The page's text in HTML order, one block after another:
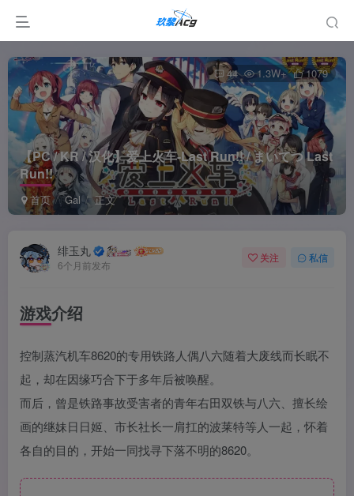
【PC / KR / 汉化】爱上火车-Last Run!! / まいてつ Last
Run!!
首页 Gal 正文
44 1.3W+ 1079
绯玉丸
6个月前发布
关注 私信
游戏介绍
控制蒸汽机车8620的专用铁路人偶八六随着大废线而长眠不
起，却在因缘巧合下于多年后被唤醒。
而后，曾是铁路事故受害者的青年右田双铁与八六、擅长绘
画的继妹日日姬、市长社长一肩扛的波莱特等人一起，怀着
各自的目的，开始一同找寻下落不明的8620。